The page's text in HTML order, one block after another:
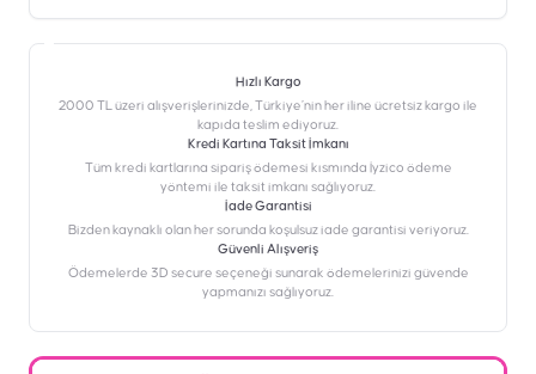
Hızlı Kargo
2000 TL üzeri alışverişlerinizde, Türkiye’nin her iline ücretsiz kargo ile
kapıda teslim ediyoruz.
Kredi Kartına Taksit İmkanı
‎Tüm kredi kartlarına sipariş ödemesi kısmında İyzico ödeme
yöntemi ile taksit imkanı sağlıyoruz.
İade Garantisi
Bizden kaynaklı olan her sorunda koşulsuz iade garantisi veriyoruz.
Güvenli Alışveriş
Ödemelerde 3D secure seçeneği sunarak ödemelerinizi güvende
yapmanızı sağlıyoruz.